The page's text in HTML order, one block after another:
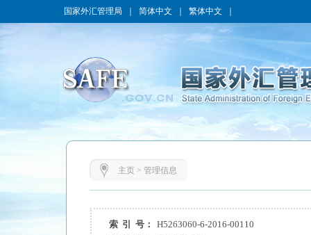
国家外汇管理局 简体中文 繁体中文
主页> 管理信息
索 引 号：
H5263060-6-2016-00110